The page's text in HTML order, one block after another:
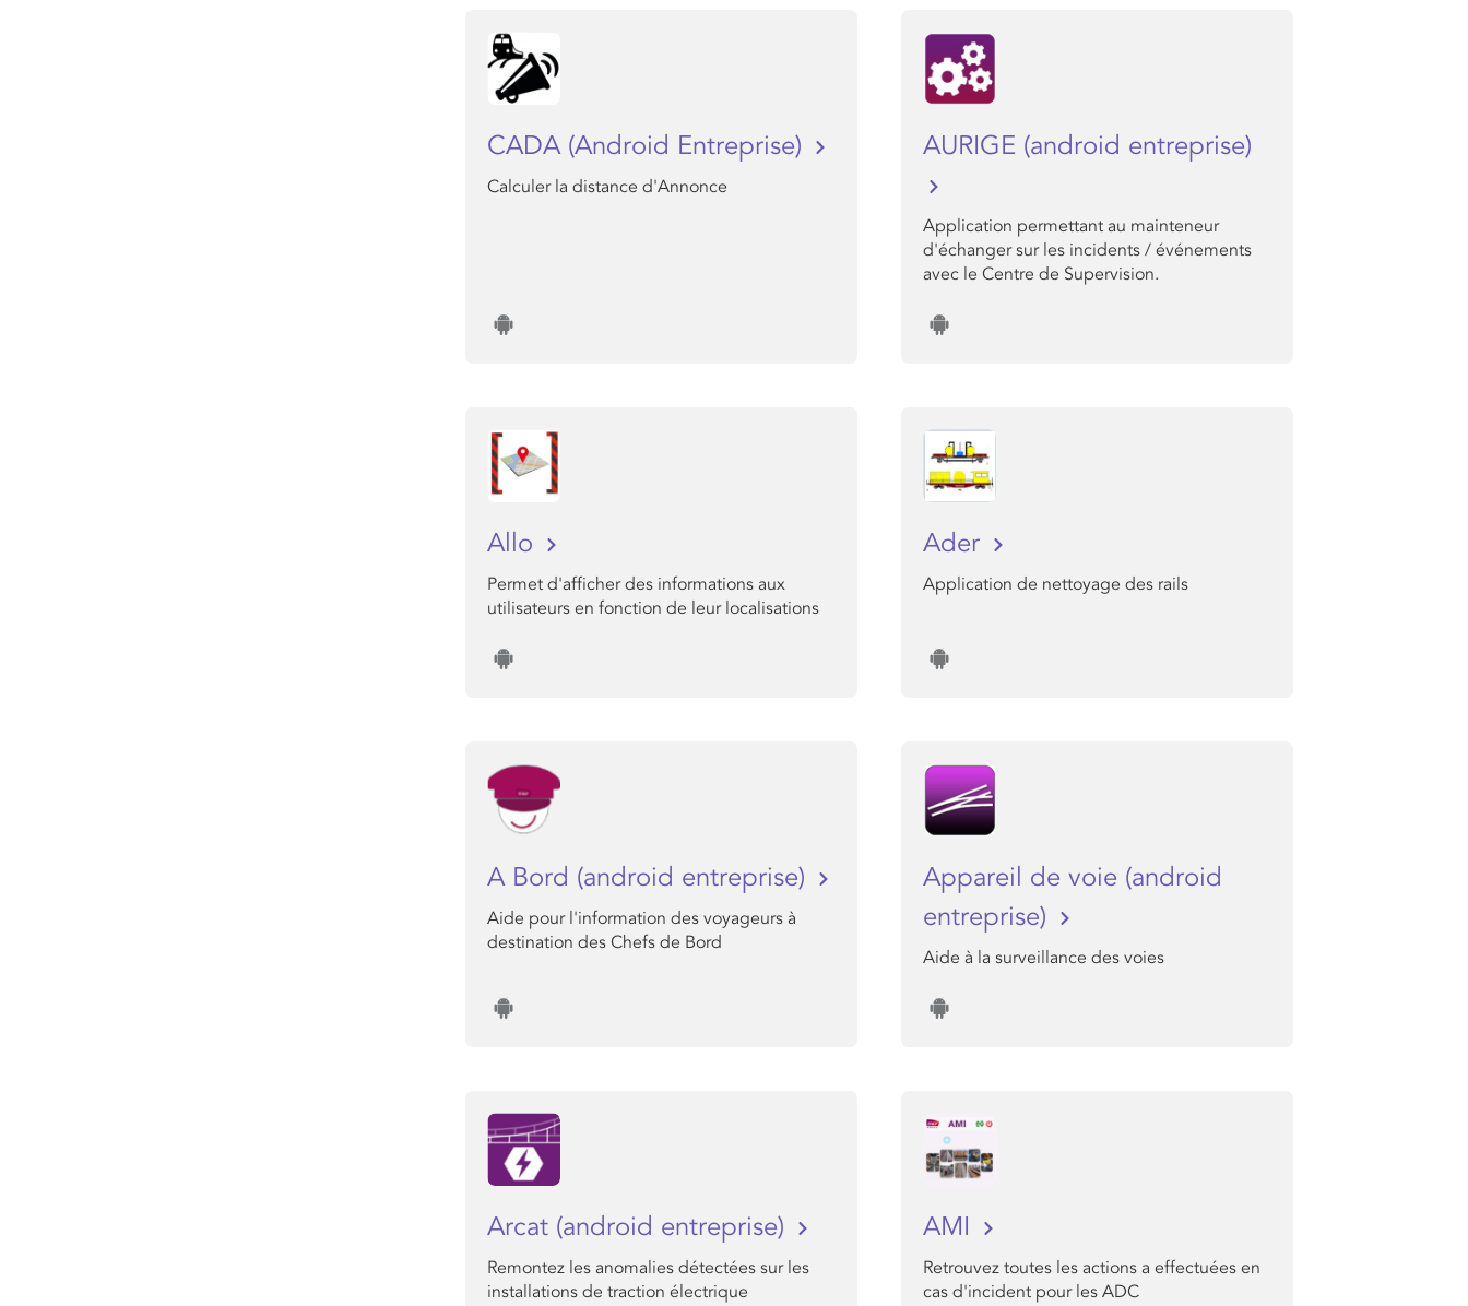
CADA (Android Entreprise)
Calculer la distance d'Annonce
AURIGE (android entreprise)
Application permettant au mainteneur
d'échanger sur les incidents / événements
avec le Centre de Supervision.
Allo
Permet d'afficher des informations aux
utilisateurs en fonction de leur localisations
Ader
Application de nettoyage des rails
A Bord (android entreprise)
Aide pour l'information des voyageurs à
destination des Chefs de Bord
Appareil de voie (android
entreprise)
Aide à la surveillance des voies
Arcat (android entreprise)
Remontez les anomalies détectées sur les
installations de traction électrique
AMI
Retrouvez toutes les actions a effectuées en
cas d'incident pour les ADC